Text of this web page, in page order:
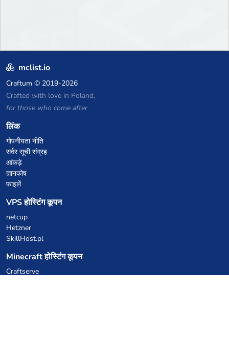
mclist.io
Craftum © 2019-2026
Crafted with love in Poland,
for those who come after
लिंक
गोपनीयता नीति
सर्वर सूची संग्रह
आंकड़े
ज्ञानकोष
फाइलें
VPS होस्टिंग कूपन
netcup
Hetzner
SkillHost.pl
Minecraft होस्टिंग कूपन
Craftserve